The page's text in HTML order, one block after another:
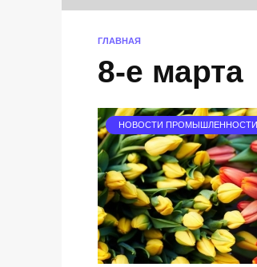
ГЛАВНАЯ
8-е марта
НОВОСТИ ПРОМЫШЛЕННОСТИ